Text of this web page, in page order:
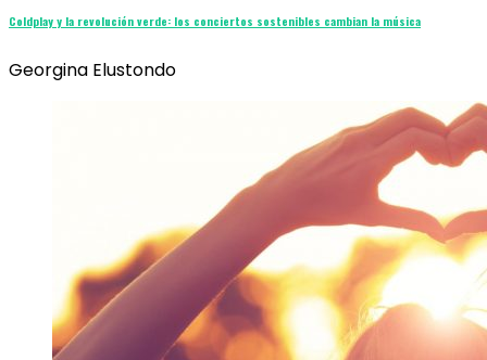
Coldplay y la revolución verde: los conciertos sostenibles cambian la música
Georgina Elustondo